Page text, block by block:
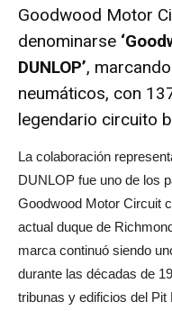
Goodwood Motor
denominarse
DUNLOP’,
neumáticos, con
legendario circuito
La colaboración
DUNLOP fue uno de los
Goodwood Motor Circuit
actual duque de
marca continuó siendo
durante las décadas de
tribunas y edificios del